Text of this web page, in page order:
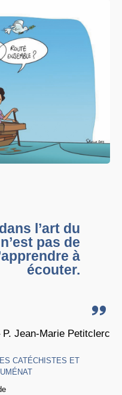
l’art du
pas de
à
écouter.
P. Jean-Marie Petitclerc
CATÉCHISTES ET